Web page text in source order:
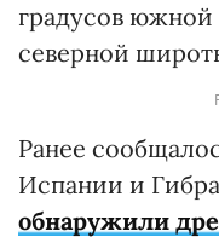
градусов
северной
Ранее
Испании и
обнаружили